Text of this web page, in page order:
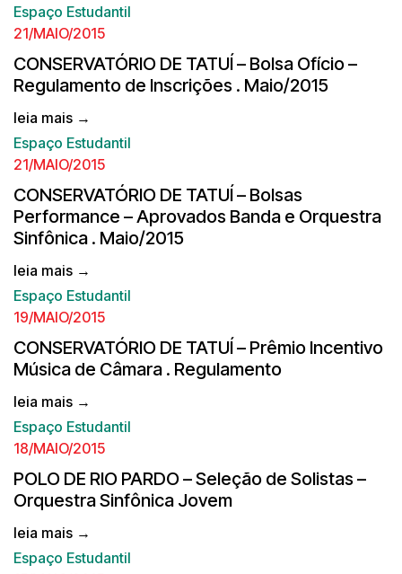
Espaço Estudantil
21/MAIO/2015
CONSERVATÓRIO DE TATUÍ – Bolsa Ofício –
Regulamento de Inscrições . Maio/2015
leia mais →
Espaço Estudantil
21/MAIO/2015
CONSERVATÓRIO DE TATUÍ – Bolsas
Performance – Aprovados Banda e Orquestra
Sinfônica . Maio/2015
leia mais →
Espaço Estudantil
19/MAIO/2015
CONSERVATÓRIO DE TATUÍ – Prêmio Incentivo
Música de Câmara . Regulamento
leia mais →
Espaço Estudantil
18/MAIO/2015
POLO DE RIO PARDO – Seleção de Solistas –
Orquestra Sinfônica Jovem
leia mais →
Espaço Estudantil